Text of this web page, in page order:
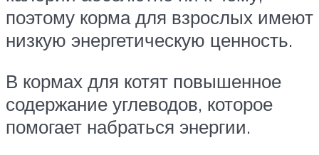
поэтому корма для взрослых имеют
низкую энергетическую ценность.
В кормах для котят повышенное
содержание углеводов, которое
помогает набраться энергии.